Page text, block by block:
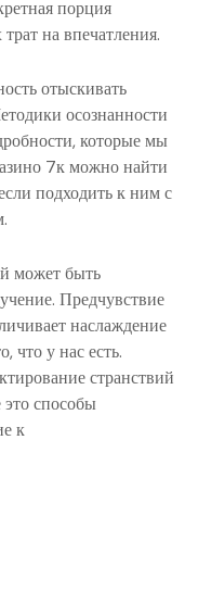
порция
на впечатления.
отыскивать
осознанности
которые мы
7к можно найти
подходить к ним с
может быть
Предчувствие
наслаждение
что у нас есть.
странствий
способы
к